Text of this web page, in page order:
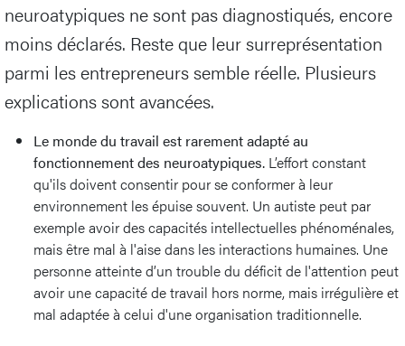
neuroatypiques ne sont pas diagnostiqués, encore
moins déclarés. Reste que leur surreprésentation
parmi les entrepreneurs semble réelle. Plusieurs
explications sont avancées.
Le monde du travail est rarement adapté au
fonctionnement des neuroatypiques. L’effort constant
qu'ils doivent consentir pour se conformer à leur
environnement les épuise souvent. Un autiste peut par
exemple avoir des capacités intellectuelles phénoménales,
mais être mal à l'aise dans les interactions humaines. Une
personne atteinte d’un trouble du déficit de l'attention peut
avoir une capacité de travail hors norme, mais irrégulière et
mal adaptée à celui d'une organisation traditionnelle.